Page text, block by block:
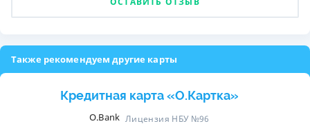
Также рекомендуем другие карты
Кредитная карта «O.Картка»
O.Bank Лицензия НБУ №96